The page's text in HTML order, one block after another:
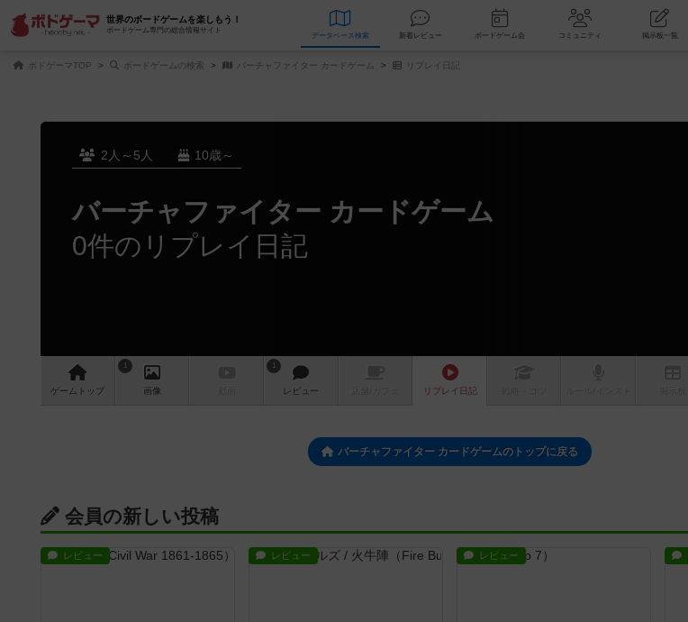
世界のボードゲームを楽しもう！
ボードゲーム専門の総合情報サイト
データベース 検索 新着レビュー ボードゲーム会 コミュニティ
ボドゲーマTOP ボードゲームの検索 バーチャファイター カードゲーム リプレイ日記
2人～5人 10歳～
バーチャファイター カードゲーム
0件のリプレイ日記
ゲーム トップ
1
画像
1
レビュー リプレイ 日記
バーチャファイター カードゲームのトップに戻る
会員の新しい投稿
レビュー レビュー レビュー